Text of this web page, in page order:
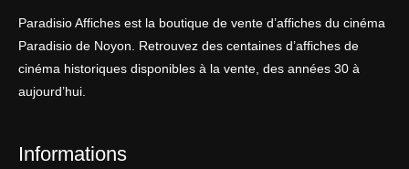
Paradisio Affiches est la boutique de vente d’affiches du cinéma
Paradisio de Noyon. Retrouvez des centaines d’affiches de
cinéma historiques disponibles à la vente, des années 30 à
aujourd’hui.
Informations